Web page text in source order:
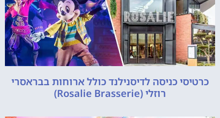
כרטיסי כניסה לדיסנילנד כולל ארוחות בבראסרי
רוזלי (Rosalie Brasserie)